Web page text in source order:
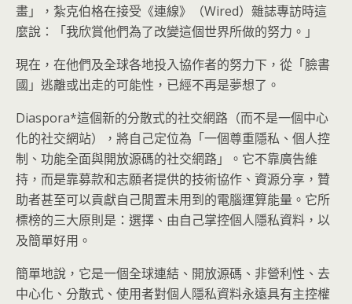
畫」，紮克伯格在接受《連線》（Wired）雜誌專訪時這
麼說：「我欣賞他們為了改變這個世界所做的努力。」
現在，在他們及全球各地投入協作者的努力下，從「臉書
國」逃離或出走的可能性，已經不再是夢想了。
Diaspora*這個新的分散式的社交網路（而不是一個中心
化的社交網站），將自己定位為「一個尊重隱私、個人控
制、功能全面與開放源碼的社交網路」。它不靠廣告維
持，而是靠募款和志願者提供的技術協作、資源分享，贊
助者甚至可以貢獻自己閒置未用到的電腦運算能量。它所
標榜的三大原則是：選擇、由自己掌控個人隱私資料，以
及簡單好用。
簡單地說，它是一個全球連結、開放源碼、非營利性、去
中心化、分散式、使用者對個人隱私資料永遠具有主控權